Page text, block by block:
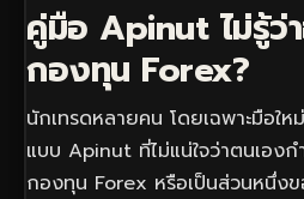
คู่มือ Apinut ไม่รู้ว่
กองทุน Forex?
นักเทรดหลายคน โดยเฉพาะมือใ
แบบ Apinut ที่ไม่แน่ใจว่าตนเอง
กองทุน Forex หรือเป็นส่วนหนึ่ง